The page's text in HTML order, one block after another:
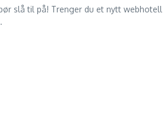
slå til på! Trenger du et nytt